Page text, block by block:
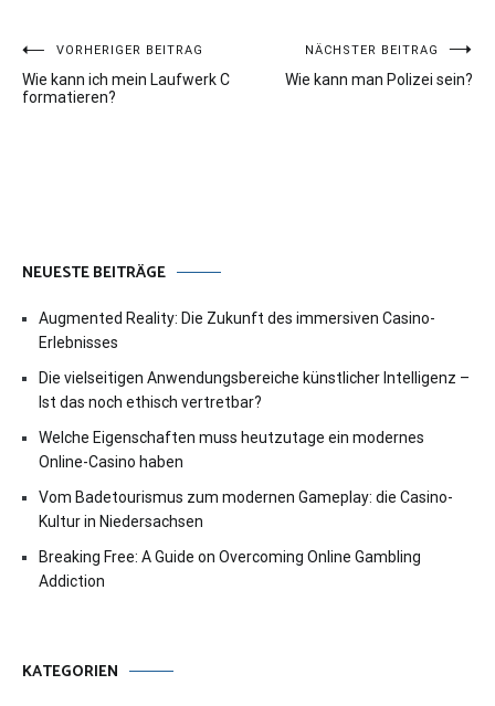
Beitragsnavigation
VORHERIGER BEITRAG
Wie kann ich mein Laufwerk C
formatieren?
NÄCHSTER BEITRAG
Wie kann man Polizei sein?
NEUESTE BEITRÄGE
Augmented Reality: Die Zukunft des immersiven Casino-
Erlebnisses
Die vielseitigen Anwendungsbereiche künstlicher Intelligenz –
Ist das noch ethisch vertretbar?
Welche Eigenschaften muss heutzutage ein modernes
Online-Casino haben
Vom Badetourismus zum modernen Gameplay: die Casino-
Kultur in Niedersachsen
Breaking Free: A Guide on Overcoming Online Gambling
Addiction
KATEGORIEN